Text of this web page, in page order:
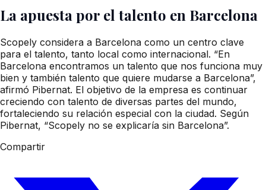
La apuesta por el talento en Barcelona
Scopely considera a Barcelona como un centro clave
para el talento, tanto local como internacional. “En
Barcelona encontramos un talento que nos funciona muy
bien y también talento que quiere mudarse a Barcelona”,
afirmó Pibernat. El objetivo de la empresa es continuar
creciendo con talento de diversas partes del mundo,
fortaleciendo su relación especial con la ciudad. Según
Pibernat, “Scopely no se explicaría sin Barcelona”.
Compartir